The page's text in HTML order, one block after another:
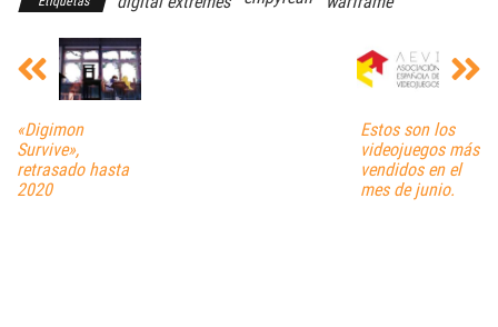
«Digimon
Survive»,
retrasado hasta
2020
Estos son los
videojuegos más
vendidos en el
mes de junio.